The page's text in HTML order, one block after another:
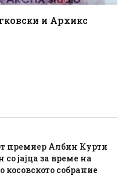
и Архикс
премиер Албин Курти
со јајца за време на
косовското собрание